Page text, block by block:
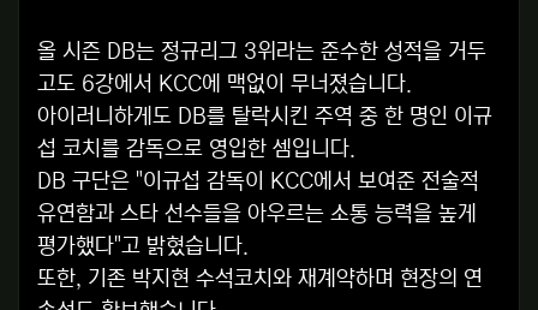
올 시즌 DB는 정규리그 3위라는 준수한 성적을 거두
고도 6강에서 KCC에 맥없이 무너졌습니다.
아이러니하게도 DB를 탈락시킨 주역 중 한 명인 이규
섭 코치를 감독으로 영입한 셈입니다.
DB 구단은 "이규섭 감독이 KCC에서 보여준 전술적
유연함과 스타 선수들을 아우르는 소통 능력을 높게
평가했다"고 밝혔습니다.
또한, 기존 박지현 수석코치와 재계약하며 현장의 연